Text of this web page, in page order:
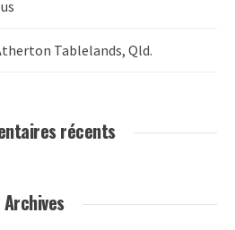
Tablelands, Qld.
récents
Archives